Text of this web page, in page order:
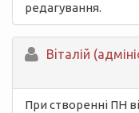
редагування.
Вiталій
При створенні ПН